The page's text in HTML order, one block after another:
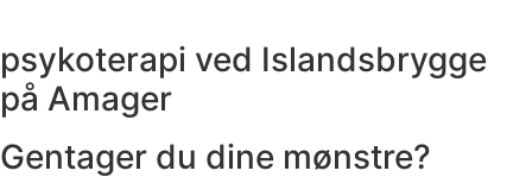
psykoterapi ved Islandsbrygge
på Amager
Gentager du dine mønstre?